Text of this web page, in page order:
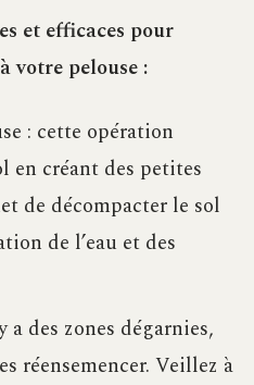
et efficaces pour
votre pelouse :
: cette opération
en créant des petites
de décompacter le sol
de l’eau et des
a des zones dégarnies,
réensemencer. Veillez à